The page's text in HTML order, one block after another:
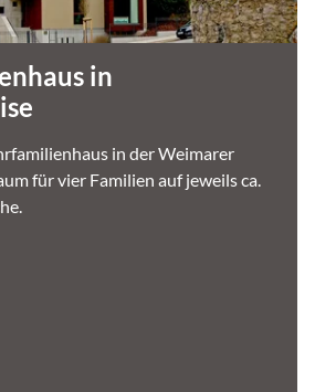
in
in der Weimarer
für vier Familien auf jeweils ca.